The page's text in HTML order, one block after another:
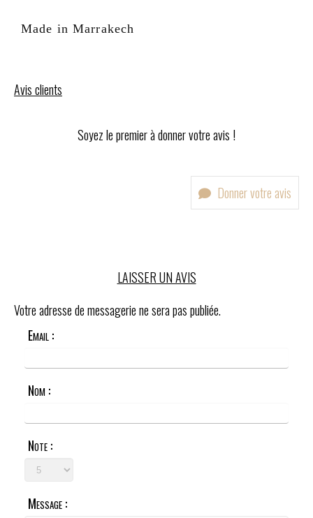
Made in Marrakech
Avis clients
Soyez le premier à donner votre avis !
Donner votre avis
LAISSER UN AVIS
Votre adresse de messagerie ne sera pas publiée.
Email :
Nom :
Note :
Message :